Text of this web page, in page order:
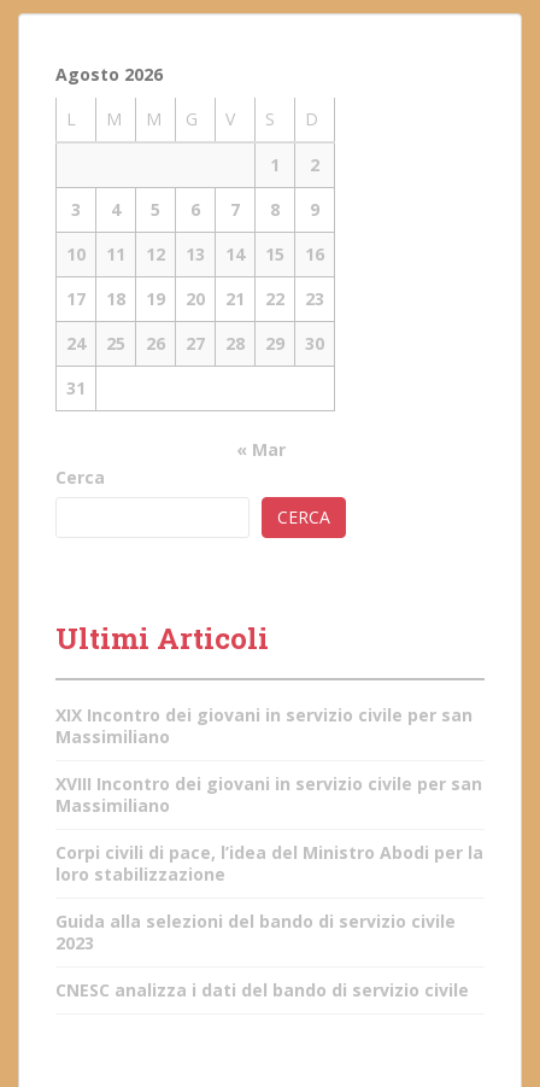
Agosto 2026
L
M M G V S
D
1
2
3
4 5 6 7 8
9
10
11 12 13 14 15
16
17
18 19 20 21 22
23
24
25 26 27 28 29
30
31
« Mar
Cerca
CERCA
Ultimi Articoli
XIX Incontro dei giovani in servizio civile per san
Massimiliano
XVIII Incontro dei giovani in servizio civile per san
Massimiliano
Corpi civili di pace, l’idea del Ministro Abodi per la
loro stabilizzazione
Guida alla selezioni del bando di servizio civile
2023
CNESC analizza i dati del bando di servizio civile